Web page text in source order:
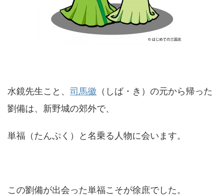
水鏡先生こと、 司馬徽 （しば・き）の元から帰った
劉備は、新野城の郊外で、
単福（たんぷく）と名乗る人物に会います。
この劉備が出会った単福こそが徐庶でした。